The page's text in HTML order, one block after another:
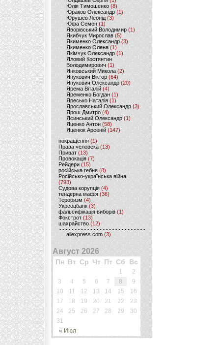
Юлія Тимошенко (8)
Юраков Олександр (1)
Юрушев Леонід (3)
Юфа Семен (1)
Яворівський Володимир (1)
Якибчук Мирослав (5)
Якименко Олександр (3)
Якименко Олена(1)
Якімчук Олександр (1)
Яловий Костянтин
Володимирович (1)
Янковський Микола(2)
Янукович Віктор (64)
Янукович Олександр(20)
Ярема Віталій(4)
Яременко Богдан(1)
Яресько Наталія(1)
Ярославський Олександр (3)
Ярош Дмитро (4)
Ясинський Олександр (1)
Яценко Антон(58)
Яценюк Арсеній (147)
покращення (1)
Права человека(13)
Приват (13)
Провокація (7)
Рейдери (15)
російська гебня (8)
Російсько-українська війна
(793)
Судова корупція (4)
тендерна мафія (36)
Тероризм (4)
Укрсоцбанк (3)
фальсифікація виборів (1)
Фокстрот(13)
шахрайство (12)
aliexpress.com (3)
Август 2026
Пн Вт Ср Чт Пт Сб Вс
« Июл
1
2
3
4 5 6 7 8
9
10
11 12 13 14 15
16
17
18 19 20 21 22
23
24
25 26 27 28 29
30
31